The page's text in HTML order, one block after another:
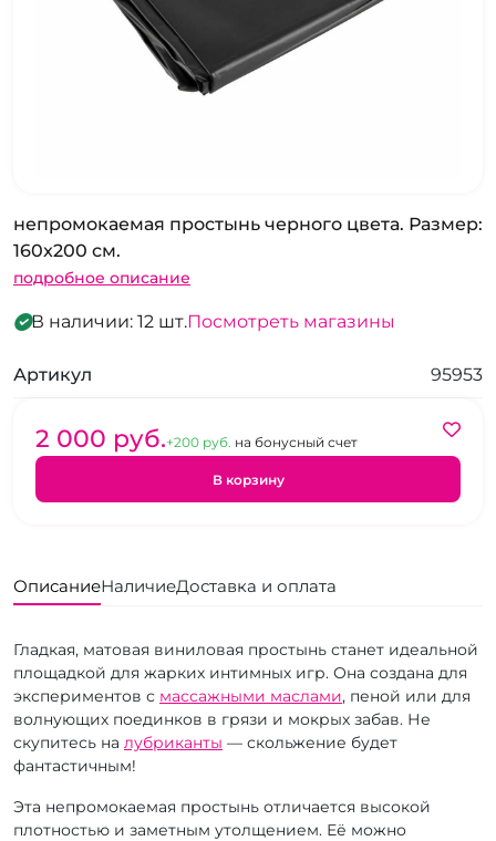
непромокаемая простынь черного цвета. Размер:
160x200 см.
подробное описание
В наличии: 12 шт.Посмотреть магазины
Артикул 95953
2 000 pуб.+200 pуб. на бонусный счет
В корзину
ОписаниеНаличиеДоставка и оплата
Гладкая, матовая виниловая простынь станет идеальной
площадкой для жарких интимных игр. Она создана для
экспериментов с массажными маслами, пеной или для
волнующих поединков в грязи и мокрых забав. Не
скупитесь на лубриканты — скольжение будет
фантастичным!
Эта непромокаемая простынь отличается высокой
плотностью и заметным утолщением. Её можно